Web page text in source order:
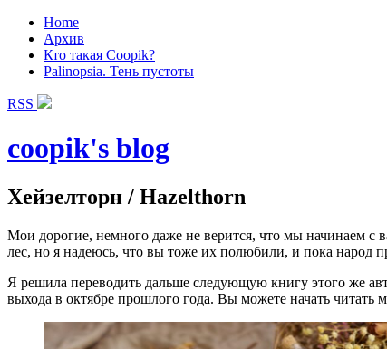
Home
Архив
Кто такая Coopik?
Palinopsia. Тень пустоты
RSS
coopik's blog
Хейзелторн / Hazelthorn
Мои дорогие, немного даже не верится, что мы начинаем с
лес, но я надеюсь, что вы тоже их полюбили, и пока народ
Я решила переводить дальше следующую книгу этого же
выхода в октябре прошлого года. Вы можете начать